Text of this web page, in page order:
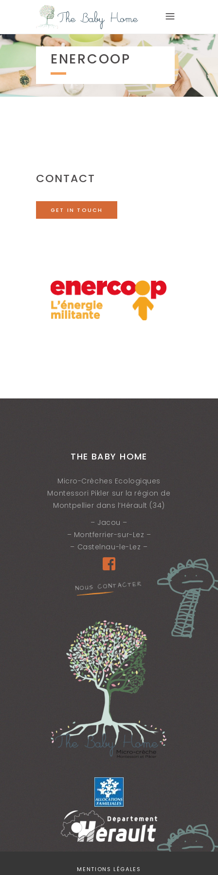
ENERCOOP
CONTACT
GET IN TOUCH
THE BABY HOME
Micro-Crèches Ecologiques
Montessori Pikler sur la région de
Montpellier dans l’Hérault (34)
– Jacou –
– Montferrier-sur-Lez –
– Castelnau-le-Lez –
NOUS CONTACTER
MENTIONS LÉGALES